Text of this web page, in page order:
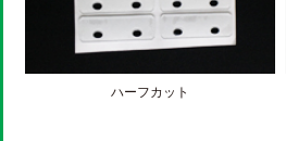
ハーフカット